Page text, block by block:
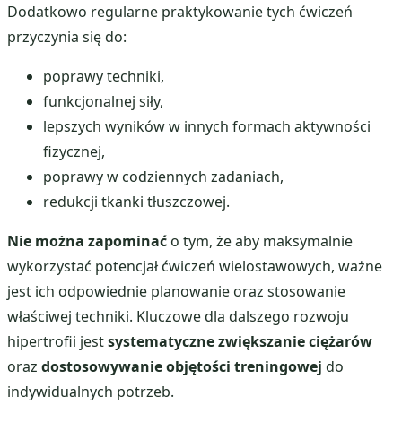
Dodatkowo regularne praktykowanie tych ćwiczeń
przyczynia się do:
poprawy techniki,
funkcjonalnej siły,
lepszych wyników w innych formach aktywności
fizycznej,
poprawy w codziennych zadaniach,
redukcji tkanki tłuszczowej.
Nie można zapominać o tym, że aby maksymalnie
wykorzystać potencjał ćwiczeń wielostawowych, ważne
jest ich odpowiednie planowanie oraz stosowanie
właściwej techniki. Kluczowe dla dalszego rozwoju
hipertrofii jestsystematyczne zwiększanie ciężarów
oraz dostosowywanie objętości treningowej do
indywidualnych potrzeb.